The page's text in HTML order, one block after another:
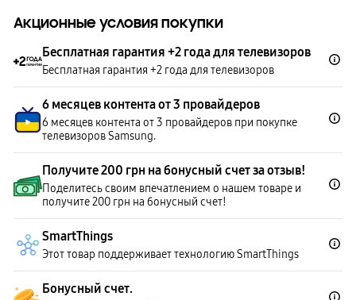
Акционные условия покупки
Бесплатная гарантия +2 года для телевизоров
Бесплатная гарантия +2 года для телевизоров
6 месяцев контента от 3 провайдеров
6 месяцев контента от 3 провайдеров при покупке
телевизоров Samsung.
Получите 200 грн на бонусный счет за отзыв!
Поделитесь своим впечатлением о нашем товаре и
получите 200 грн на бонусный счет!
SmartThings
Этот товар поддерживает технологию SmartThings
Бонусный счет.